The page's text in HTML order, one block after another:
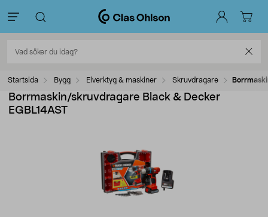
Startsida Bygg Elverktyg & maskiner Skruvdragare
Borrmaskin/skruvdragare Black & Decker
EGBL14AST